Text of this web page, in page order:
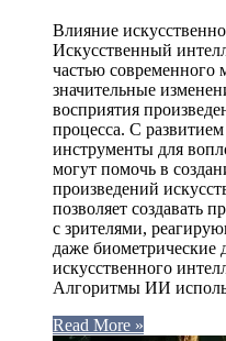
Влияние
Искусственный
частью современного
значительные
восприятия
процесса. С
инструменты для
могут помочь в
произведений
позволяет создавать
с зрителями,
даже
искусственного
Алгоритмы ИИ
Read More »